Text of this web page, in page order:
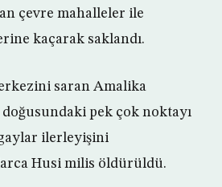
çevre mahalleler ile
kaçarak saklandı.
saran Amalika
pek çok noktayı
ilerleyişini
Husi milis öldürüldü.